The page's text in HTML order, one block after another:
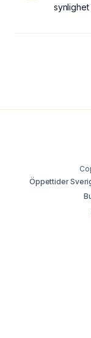
synlighet
Öppettider